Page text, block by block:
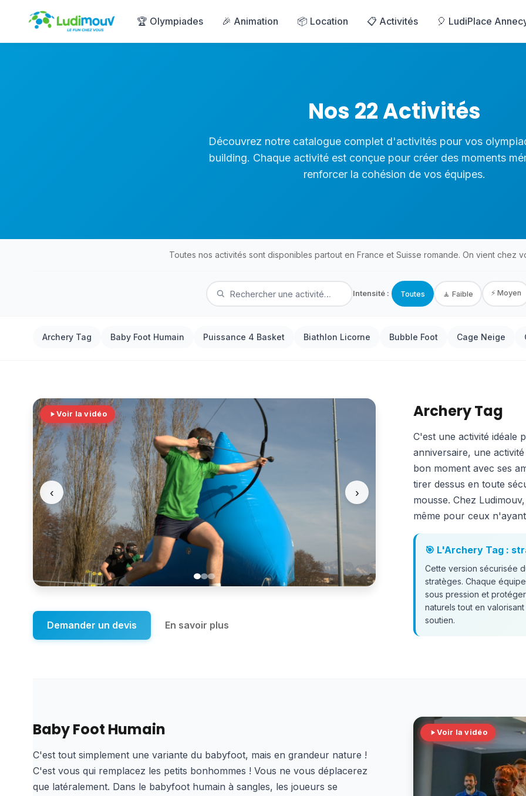
🏆 Olympiades 🎉 Animation 📦 Location 📋 Activités 🎈 LudiPlace
Nos 22 Activités
Découvrez notre catalogue complet d'activités pour vos
building. Chaque activité est conçue pour créer des moments
renforcer la cohésion de vos équipes.
Toutes nos activités sont disponibles partout en France et Suisse romande. On vient chez
Intensité : Toutes 🧘 Faible ⚡ Moyen
Archery Tag Baby Foot Humain Puissance 4 Basket Biathlon Licorne Bubble Foot Cage Neige
Voir la vidéo
‹ ›
Archery Tag
C'est une activité idéale
anniversaire, une
bon moment avec ses
tirer dessus en toute
mousse. Chez
même pour ceux
🎯 L'Archery Tag :
Cette version sécurisée
stratèges. Chaque
sous pression et
naturels tout en
soutien.
Demander un devis En savoir plus
Voir la vidéo
Baby Foot Humain
C'est tout simplement une variante du babyfoot, mais en grandeur nature !
C'est vous qui remplacez les petits bonhommes ! Vous ne vous déplacerez
que latéralement. Dans le babyfoot humain à sangles, les joueurs se